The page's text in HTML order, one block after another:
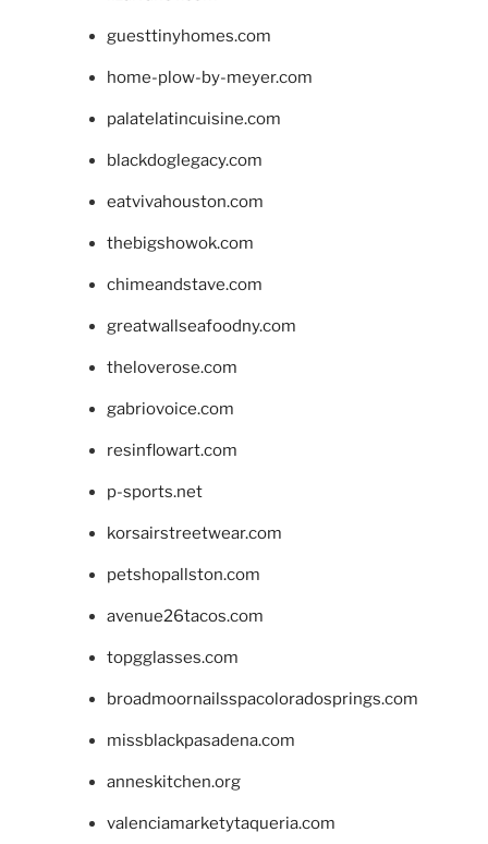
guesttinyhomes.com
home-plow-by-meyer.com
palatelatincuisine.com
blackdoglegacy.com
eatvivahouston.com
thebigshowok.com
chimeandstave.com
greatwallseafoodny.com
theloverose.com
gabriovoice.com
resinflowart.com
p-sports.net
korsairstreetwear.com
petshopallston.com
avenue26tacos.com
topgglasses.com
broadmoornailsspacoloradosprings.com
missblackpasadena.com
anneskitchen.org
valenciamarketytaqueria.com